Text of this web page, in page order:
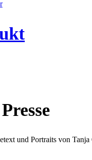
und Portraits von Tanja